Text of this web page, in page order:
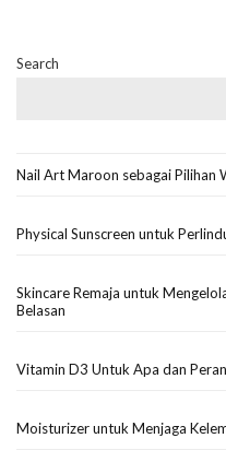
Search
Nail Art Maroon sebagai Pilihan
Physical Sunscreen untuk
Skincare Remaja untuk
Belasan
Vitamin D3 Untuk Apa dan
Moisturizer untuk Menjaga